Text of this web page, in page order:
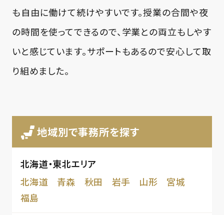
コラム
も自由に働けて続けやすいです。授業の合間や夜
の時間を使ってできるので、学業との両立もしやす
いと感じています。サポートもあるので安心して取
り組めました。
地域別で事務所を探す
北海道・東北エリア
北海道
青森 秋田 岩手 山形
宮城
福島